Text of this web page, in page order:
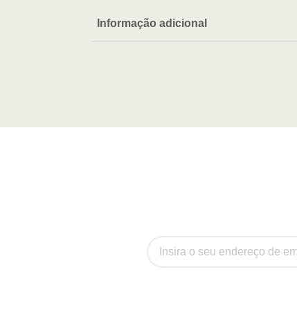
Informação adicional